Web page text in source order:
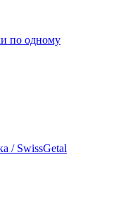
по одному
/ SwissGetal